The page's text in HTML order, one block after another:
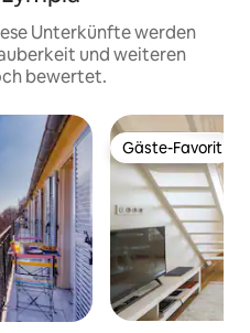
Unterkünfte werden
und weiteren
bewertet.
Gäste-Favorit
Gäste-Favorit